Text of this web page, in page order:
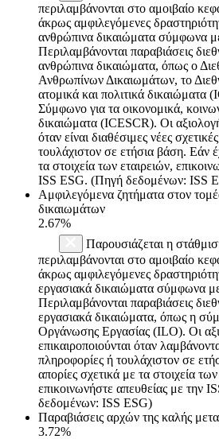
περιλαμβάνονται στο αμοιβαίο
άκρως αμφιλεγόμενες
ανθρώπινα δικαιώματα σύμφωνα
Περιλαμβάνονται παραβιάσεις
ανθρώπινα δικαιώματα, όπως ο
Ανθρωπίνων Δικαιωμάτων, το
ατομικά και πολιτικά δικαιώματα
Σύμφωνο για τα οικονομικά,
δικαιώματα (ICESCR). Οι
όταν είναι διαθέσιμες νέες
τουλάχιστον σε ετήσια βάση. Εάν
τα στοιχεία των εταιρειών,
ISS ESG. (Πηγή δεδομένων: ISS
Αμφιλεγόμενα ζητήματα στον
δικαιωμάτων
2.67%
Παρουσιάζεται η
περιλαμβάνονται στο αμοιβαίο
άκρως αμφιλεγόμενες
εργασιακά δικαιώματα σύμφωνα
Περιλαμβάνονται παραβιάσεις
εργασιακά δικαιώματα, όπως η
Οργάνωσης Εργασίας (ILO). Οι
επικαιροποιούνται όταν
πληροφορίες ή τουλάχιστον σε
απορίες σχετικά με τα στοιχεία
επικοινωνήστε απευθείας με την
δεδομένων: ISS ESG)
Παραβιάσεις αρχών της καλής
3.72%